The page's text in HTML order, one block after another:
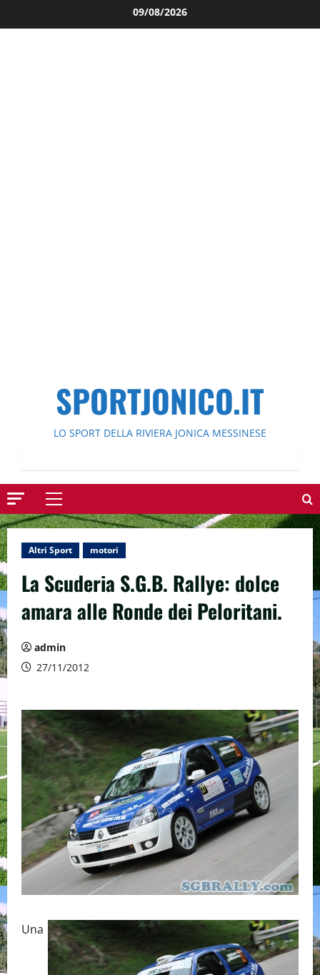
al
09/08/2026
SPORTJONICO.IT
LO SPORT DELLA RIVIERA JONICA MESSINESE
Menu
principale
Altri Sport motori
La Scuderia S.G.B. Rallye: dolce
amara alle Ronde dei Peloritani.
admin
27/11/2012
Una